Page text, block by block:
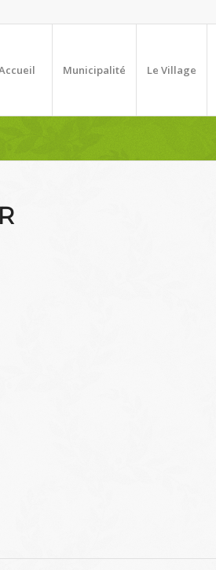
Municipalité Le Village